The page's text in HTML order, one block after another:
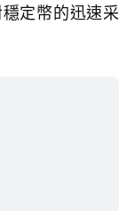
定幣的迅速采